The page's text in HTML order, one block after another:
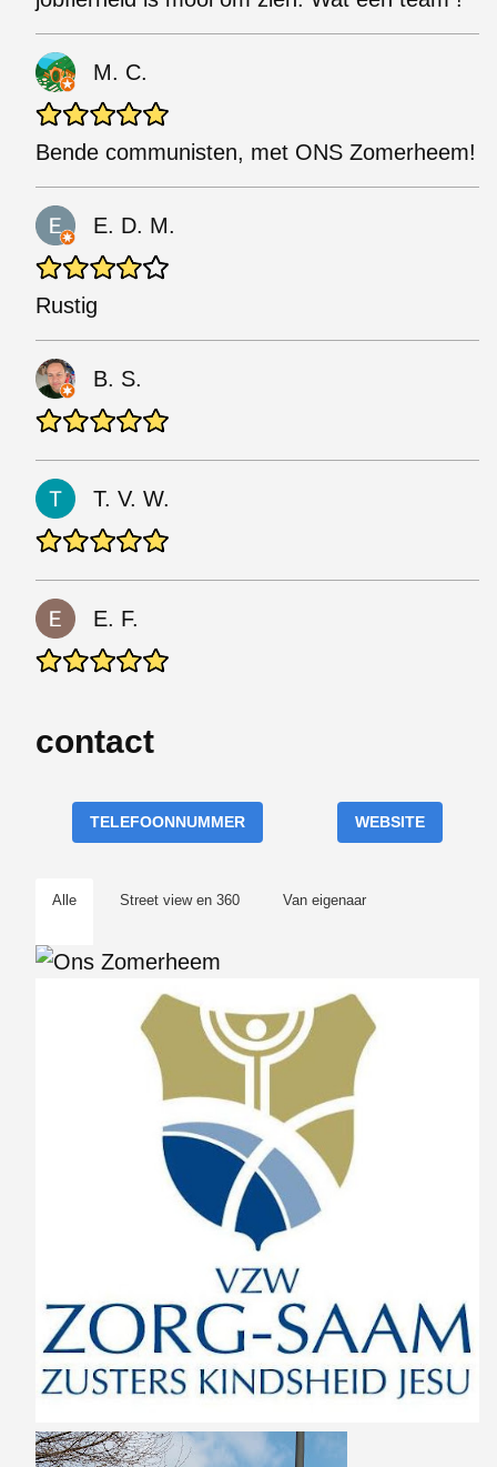
M. C.
Bende communisten, met ONS Zomerheem!
E. D. M.
Rustig
B. S.
T. V. W.
E. F.
contact
TELEFOONNUMMER WEBSITE
Alle Street view en 360 Van eigenaar